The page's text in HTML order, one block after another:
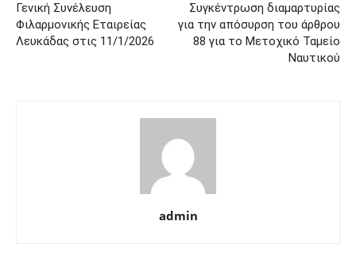
Γενική Συνέλευση
Φιλαρμονικής Εταιρείας
Λευκάδας στις 11/1/2026
Συγκέντρωση διαμαρτυρίας
για την απόσυρση του άρθρου
88 για το Μετοχικό Ταμείο
Ναυτικού
admin